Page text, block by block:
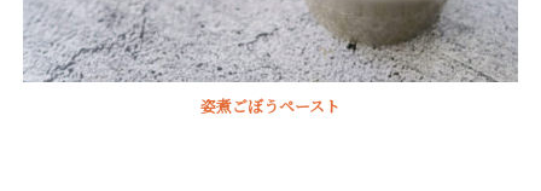
姿煮ごぼうペースト